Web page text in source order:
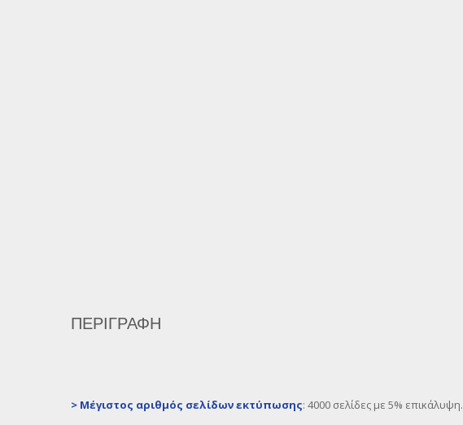
ΠΕΡΙΓΡΑΦΉ
> Μέγιστος αριθμός σελίδων εκτύπωσης: 4000 σελίδες με 5% επικάλυψη.